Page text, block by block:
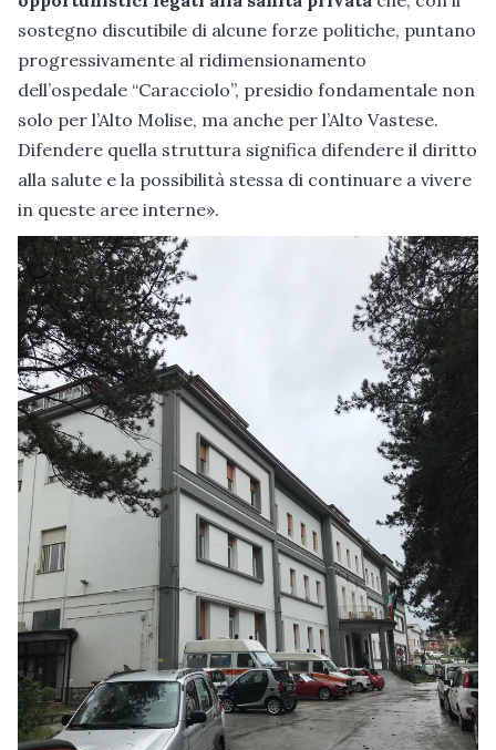
sostegno discutibile di alcune forze politiche, puntano
progressivamente al ridimensionamento
dell’ospedale “Caracciolo”, presidio fondamentale non
solo per l’Alto Molise, ma anche per l’Alto Vastese.
Difendere quella struttura significa difendere il diritto
alla salute e la possibilità stessa di continuare a vivere
in queste aree interne».